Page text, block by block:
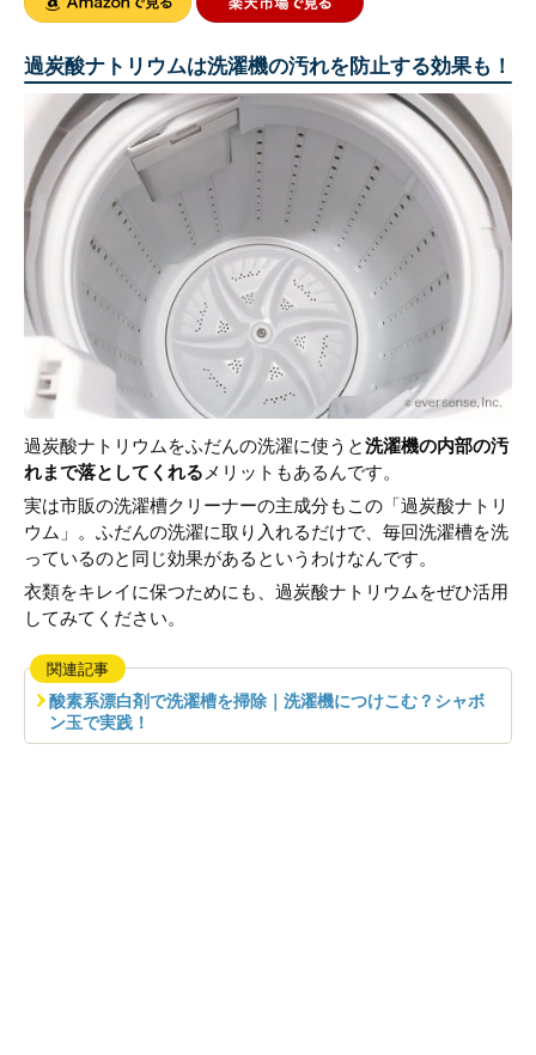
過炭酸ナトリウムは洗濯機の汚れを防止する効果も！
過炭酸ナトリウムをふだんの洗濯に使うと洗濯機の内部の汚
れまで落としてくれる メリットもあるんです。
実は市販の洗濯槽クリーナーの主成分もこの「過炭酸ナトリ
ウム」。ふだんの洗濯に取り入れるだけで、毎回洗濯槽を洗
っているのと同じ効果があるというわけなんです。
衣類をキレイに保つためにも、過炭酸ナトリウムをぜひ活用
してみてください。
関連記事
酸素系漂白剤で洗濯槽を掃除｜洗濯機につけこむ？シャボ
ン玉で実践！